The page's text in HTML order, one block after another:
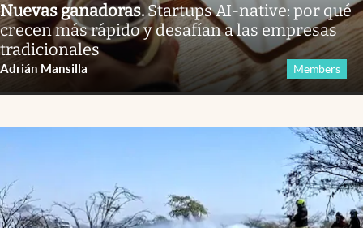
Nuevas ganadoras.Startups AI-native: por qué
crecen más rápido y desafían a las empresas
tradicionales
Adrián Mansilla Members